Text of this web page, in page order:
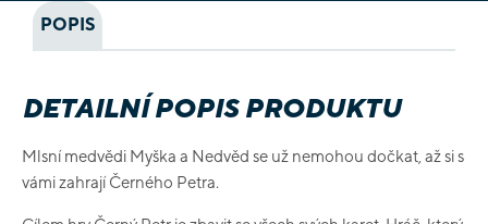
POPIS
DETAILNÍ POPIS PRODUKTU
Mlsní medvědi Myška a Nedvěd se už nemohou dočkat, až si s
vámi zahrají Černého Petra.